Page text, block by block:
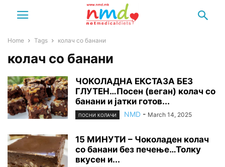
Home Tags колач со банани
колач со банани
ЧОКОЛАДНА ЕКСТАЗА БЕЗ
ГЛУТЕН…Посен (веган) колач со
банани и јатки готов...
ПОСНИ КОЛАЧИ NMD - March 14, 2025
15 МИНУТИ – Чоколаден колач
со банани без печење…Толку
вкусен и...